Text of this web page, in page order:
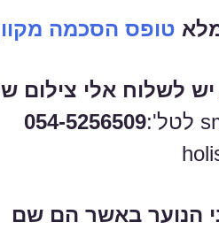
טופס הסכמה
יש לשלוח אלי צילום
054-5256509
הנוער באשר הם שם